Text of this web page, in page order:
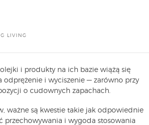
LIVING
i produkty na ich bazie wiążą się
i wyciszenie — zarówno przy
o cudownych zapachach.
ważne są kwestie takie jak odpowiednie
przechowywania i wygoda stosowania